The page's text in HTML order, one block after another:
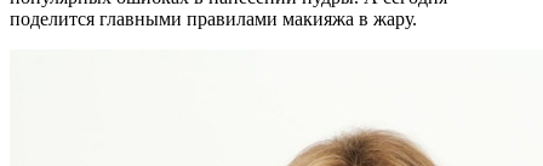
поделится главными правилами макияжа в жару.